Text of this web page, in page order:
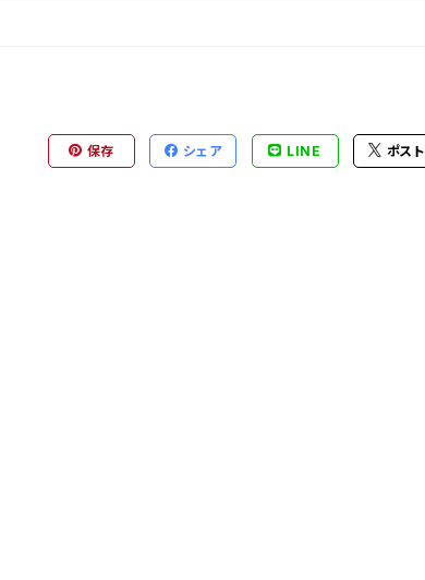
保存 シェア LINE ポスト